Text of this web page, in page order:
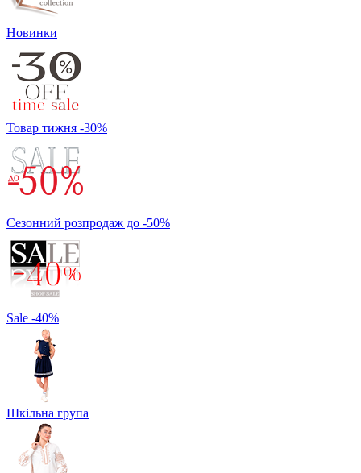
Новинки
Товар тижня -30%
Сезонний розпродаж до -50%
Sale -40%
Шкільна група